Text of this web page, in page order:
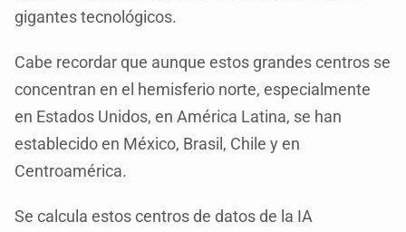
gigantes tecnológicos.
Cabe recordar que aunque estos grandes centros se
concentran en el hemisferio norte, especialmente
en Estados Unidos, en América Latina, se han
establecido en México, Brasil, Chile y en
Centroamérica.
Se calcula estos centros de datos de la IA